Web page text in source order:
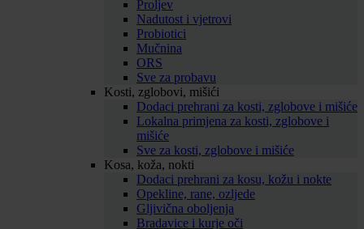
Proljev
Nadutost i vjetrovi
Probiotici
Mučnina
ORS
Sve za probavu
Kosti, zglobovi, mišići
Dodaci prehrani za kosti, zglobove i mišiće
Lokalna primjena za kosti, zglobove i
mišiće
Sve za kosti, zglobove i mišiće
Kosa, koža, nokti
Dodaci prehrani za kosu, kožu i nokte
Opekline, rane, ozljede
Gljivična oboljenja
Bradavice i kurje oči